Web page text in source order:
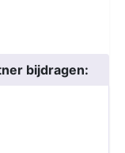
bijdragen: